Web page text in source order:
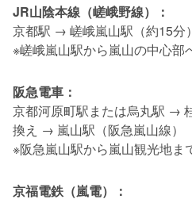
JR山陰本線（嵯峨野線）：
京都駅 → 嵯峨嵐山駅（約15分）
※嵯峨嵐山駅から嵐山の中心部
阪急電車：
京都河原町駅または烏丸駅 →
換え → 嵐山駅（阪急嵐山線）
※阪急嵐山駅から嵐山観光地ま
京福電鉄（嵐電）：